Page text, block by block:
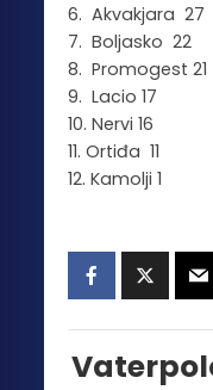
6. Akvakjara 27
7. Boljasko 22
8. Promogest 21
9. Lacio 17
10. Nervi 16
11. Ortiđa 11
12. Kamolji 1